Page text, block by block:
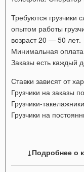
Требуются грузчики
опытом работы
возраст 20 — 50 лет.
Минимальная
Заказы есть каждый
Ставки зависят от
Грузчики на заказы
Грузчики-
Грузчики на
↓Подробнее о